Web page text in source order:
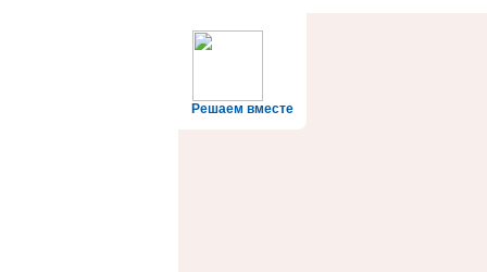
Решаем вместе